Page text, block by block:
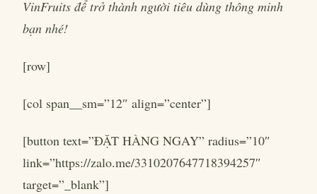
VinFruits để trở thành người tiêu dùng thông minh
bạn nhé!
[row]
[col span__sm=”12″ align=”center”]
[button text=”ĐẶT HÀNG NGAY” radius=”10″
link=”https://zalo.me/3310207647718394257″
target=”_blank”]